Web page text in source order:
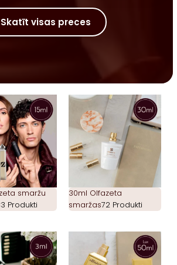
Skatīt visas preces
smaržu
Produkti
30ml Olfazeta
smaržas72 Produkti